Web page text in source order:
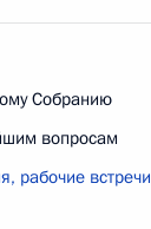
Собранию
вопросам
рабочие встречи